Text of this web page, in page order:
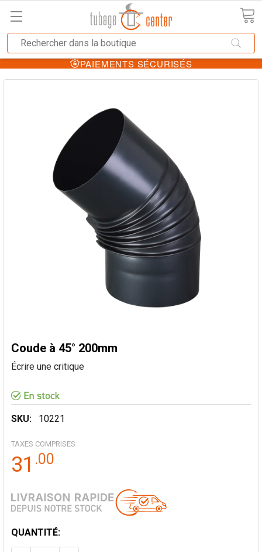
PAIEMENTS SÉCURISÉS
Coude à 45° 200mm
Écrire une critique
SKU: 10221
TAXES COMPRISES
31 .00
STOCK
ACTUEL:
QUANTITÉ: